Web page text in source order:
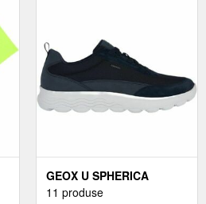
GEOX U SPHERICA
ÎNCĂLȚĂMINTE BĂRBAȚI,
11 produse